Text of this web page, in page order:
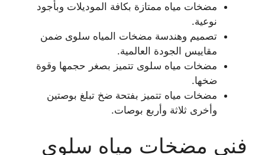
مضخات مياه ممتازة بكافة الموديلات وبأجود
نوعية.
تصميم وهندسة مضخات المياه سلوى ضمن
مقاييس الجودة العالمية.
مضخات مياه سلوى تتميز بصغر حجمها وقوة
ضخها.
مضخات مياه تتميز بفتحة ضخ تبلغ بوصتين
وأخرى ثلاثة وأربع بوصات.
فني مضخات مياه سلوى